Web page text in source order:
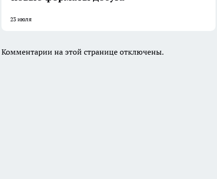
23 июля
Комментарии на этой странице отключены.